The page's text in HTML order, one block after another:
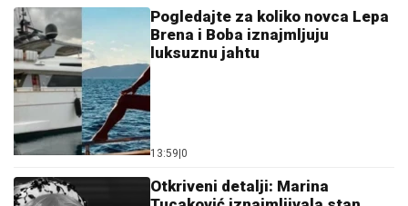
Pogledajte za koliko novca Lepa
Brena i Boba iznajmljuju
luksuznu jahtu
13:59|0
Otkriveni detalji: Marina